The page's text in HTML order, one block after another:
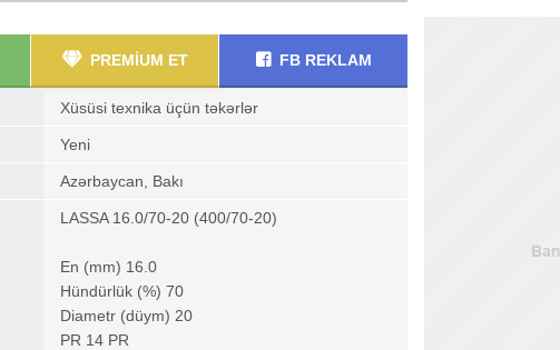
PREMİUM ET FB REKLAM
Xüsüsi texnika üçün təkərlər
Yeni
Azərbaycan, Bakı
LASSA 16.0/70-20 (400/70-20)
En (mm) 16.0
Hündürlük (%) 70
Diametr (düym) 20
PR 14 PR